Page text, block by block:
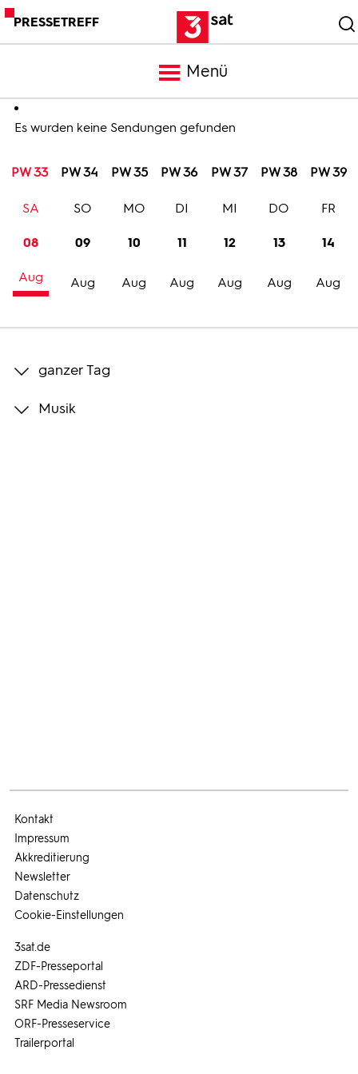
PRESSETREFF
Menü
Meldungen
Programm
Trailer
Bilder
Es wurden keine Sendungen gefunden
PW 33 PW 34 PW 35 PW 36 PW 37 PW 38 PW 39
08
Aug
SA
09
Aug
SO
10
Aug
MO
11
Aug
DI
12
Aug
MI
13
Aug
DO
14
Aug
FR
ganzer Tag
Musik
3sat.de
ZDF-Presseportal
ARD-Pressedienst
SRF Media Newsroom
ORF-Presseservice
Trailerportal
Kontakt
Impressum
Akkreditierung
Newsletter
Datenschutz
Cookie-Einstellungen